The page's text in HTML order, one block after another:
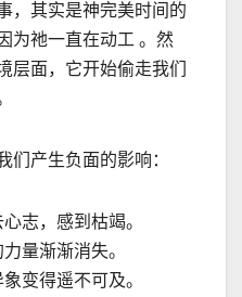
，其实是神完美时间的
为祂一直在动工 。然
层面，它开始偷走我们
们产生负面的影响：
志，感到枯竭。
量渐渐消失。
变得遥不可及。